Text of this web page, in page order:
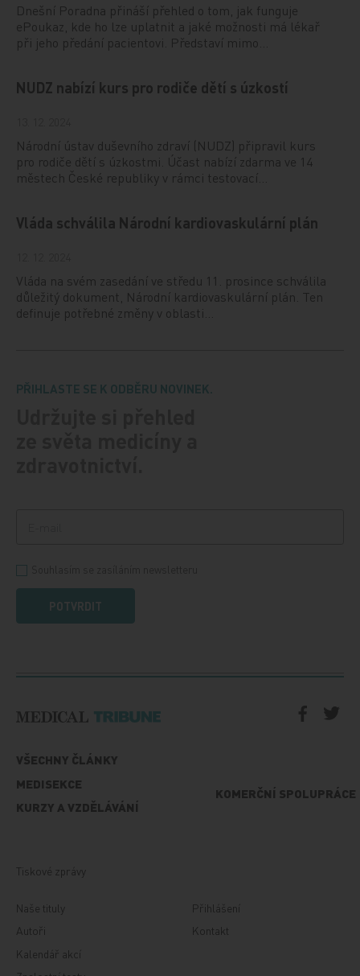
Dnešní Poradna přináší přehled o tom, jak funguje
ePoukaz, kde ho lze uplatnit a jaké možnosti má lékař
při jeho předání pacientovi. Představí mimo…
NUDZ nabízí kurs pro rodiče dětí s úzkostí
Národní ústav duševního zdraví (NUDZ) připravil kurs
pro rodiče dětí s úzkostmi. Účast nabízí zdarma ve 14
městech České republiky v rámci testovací…
Vláda schválila Národní kardiovaskulární plán
Vláda na svém zasedání ve středu 11. prosince schválila
důležitý dokument, Národní kardiovaskulární plán. Ten
definuje potřebné změny v oblasti…
PŘIHLASTE SE K ODBĚRU NOVINEK.
POTVRDIT
VŠECHNY ČLÁNKY
MEDISEKCE
KURZY A VZDĚLÁVÁNÍ
KOMERČNÍ SPOLUPRÁCE
Tiskové zprávy
Naše tituly
Autoři
Kalendář akcí
Přihlášení
Kontakt